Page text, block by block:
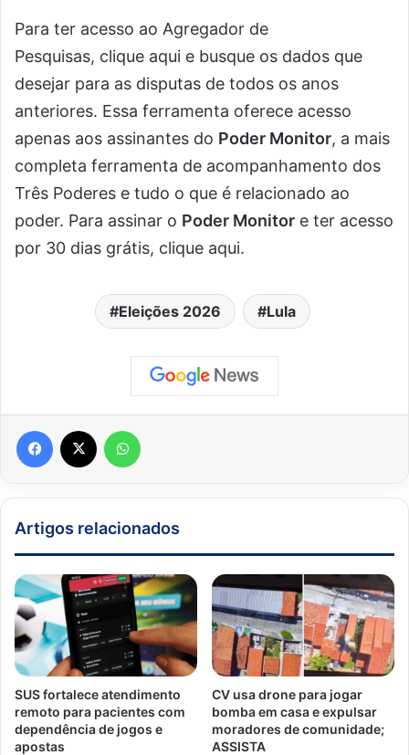
Para ter acesso ao Agregador de
Pesquisas, clique aqui e busque os dados que
desejar para as disputas de todos os anos
anteriores. Essa ferramenta oferece acesso
apenas aos assinantes do Poder Monitor, a mais
completa ferramenta de acompanhamento dos
Três Poderes e tudo o que é relacionado ao
poder. Para assinar o Poder Monitor e ter acesso
por 30 dias grátis, clique aqui.
Eleições 2026 Lula
Facebook
Artigos relacionados
SUS fortalece atendimento
remoto para pacientes com
dependência de jogos e
apostas
CV usa drone para jogar
bomba em casa e expulsar
moradores de comunidade;
ASSISTA